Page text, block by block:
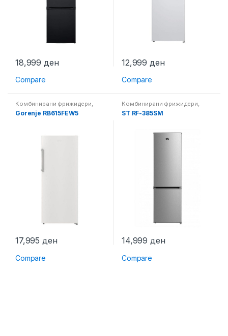
18,999 ден
Compare
12,999 ден
Compare
Комбинирани фрижидери,
Фрижидери
Gorenje RB615FEW5
17,995ден
Compare
Комбинирани фрижидери,
Фрижидери
ST RF-385SM
14,999ден
Compare